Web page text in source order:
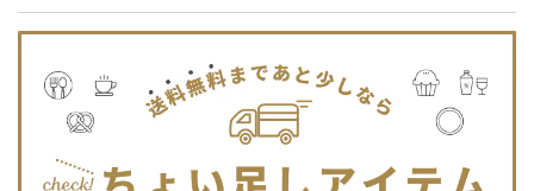
です。Primiiさんでお迎えした子はみんな可愛い子なので嬉
2025/12/12